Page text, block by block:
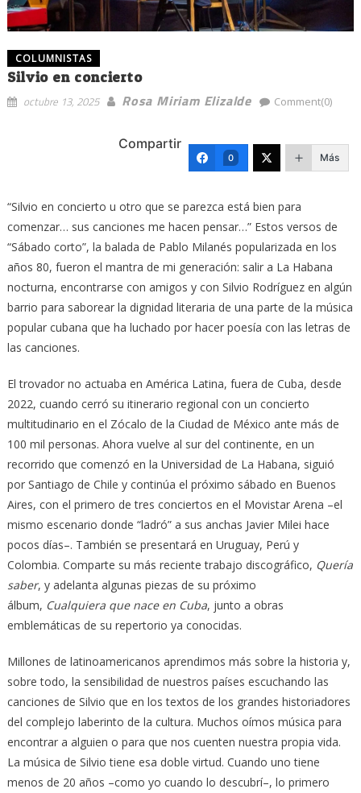
COLUMNISTAS
Silvio en concierto
octubre 13, 2025 Rosa Miriam Elizalde Comment(0)
Compartir
0 Más
“Silvio en concierto u otro que se parezca está bien para
comenzar… sus canciones me hacen pensar…” Estos versos de
“Sábado corto”, la balada de Pablo Milanés popularizada en los
años 80, fueron el mantra de mi generación: salir a La Habana
nocturna, encontrarse con amigos y con Silvio Rodríguez en algún
barrio para saborear la dignidad literaria de una parte de la música
popular cubana que ha luchado por hacer poesía con las letras de
las canciones.
El trovador no actuaba en América Latina, fuera de Cuba, desde
2022, cuando cerró su itinerario regional con un concierto
multitudinario en el Zócalo de la Ciudad de México ante más de
100 mil personas. Ahora vuelve al sur del continente, en un
recorrido que comenzó en la Universidad de La Habana, siguió
por Santiago de Chile y continúa el próximo sábado en Buenos
Aires, con el primero de tres conciertos en el Movistar Arena –el
mismo escenario donde “ladró” a sus anchas Javier Milei hace
pocos días–. También se presentará en Uruguay, Perú y
Colombia. Comparte su más reciente trabajo discográfico, Quería
saber, y adelanta algunas piezas de su próximo
álbum, Cualquiera que nace en Cuba, junto a obras
emblemáticas de su repertorio ya conocidas.
Millones de latinoamericanos aprendimos más sobre la historia y,
sobre todo, la sensibilidad de nuestros países escuchando las
canciones de Silvio que en los textos de los grandes historiadores
del complejo laberinto de la cultura. Muchos oímos música para
encontrar a alguien o para que nos cuenten nuestra propia vida.
La música de Silvio tiene esa doble virtud. Cuando uno tiene
menos de 20 años –como yo cuando lo descubrí–, lo primero